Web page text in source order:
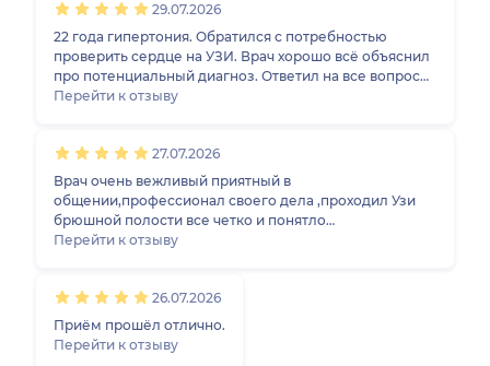
сравнительную характеристику. Большое спасибо за
профессионализм и отзывчивость! Обязательно буду
обращаться ещё 🥰
29.07.2026
22 года гипертония. Обратился с потребностью
проверить сердце на УЗИ. Врач хорошо всё объяснил
про потенциальный диагноз. Ответил на все вопросы.
Дал ясность, что бы скорректировать образ жизни, и
доволен, 10/10! МЦ хороший, очередей нет,
одноразовые расходники в кабинете УЗИ
присутствуют. Всем доволен.
Перейти к отзыву
27.07.2026
Врач очень вежливый приятный в
общении,профессионал своего дела ,проходил Узи
брюшной полости все четко и понятло
обьяснил,внимателен ,
Перейти к отзыву
26.07.2026
Приём прошёл отлично.
Перейти к отзыву